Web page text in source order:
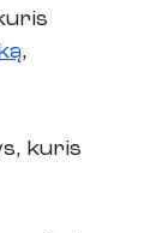
,
kuris